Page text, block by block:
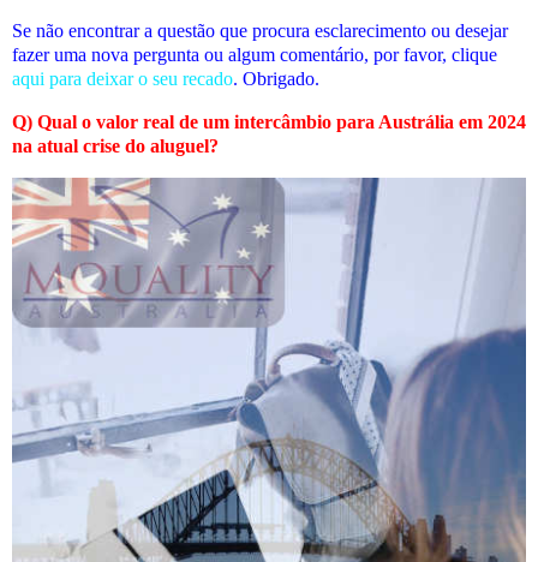
Se não encontrar a questão que procura esclarecimento ou desejar
fazer uma nova pergunta ou algum comentário, por favor, clique
aqui para deixar o seu recado. Obrigado.
Q) Qual o valor real de um intercâmbio para Austrália em 2024
na atual crise do aluguel?